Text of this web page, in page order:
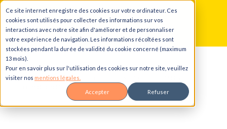
Ce site internet enregistre des cookies sur votre ordinateur. Ces
cookies sont utilisés pour collecter des informations sur vos
interactions avec notre site afin d'améliorer et de personnaliser
votre expérience de navigation. Les informations récoltées sont
stockées pendant la durée de validité du cookie concerné (maximum
13 mois).
Pour en savoir plus sur l'utilisation des cookies sur notre site, veuillez
visiter nos mentions légales.
Accepter Refuser
Aller au contenu principal
Aller à la navigation principale
Aller au pied de page
Accueil
Blog
Les meilleures certifications HubSpot pour booster vos